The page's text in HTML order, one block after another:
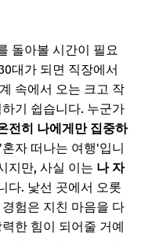
돌아볼 시간이 필요
대가 되면 직장에서
속에서 오는 크고 작
기 쉽습니다. 누군가
전히 나에게만 집중하
자 떠나는 여행'입니
지만, 사실 이는 나 자
다. 낯선 곳에서 오롯
험은 지친 마음을 다
한 힘이 되어줄 거예